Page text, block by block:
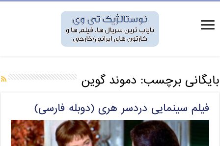
بایگانی برچسب: دموند گوین
فیلم سینمایی دردسر هری (دوبله فارسی)